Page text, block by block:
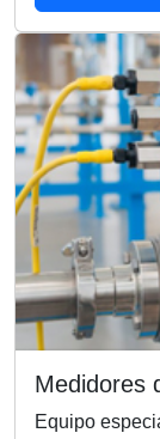
Medidores
Equipo